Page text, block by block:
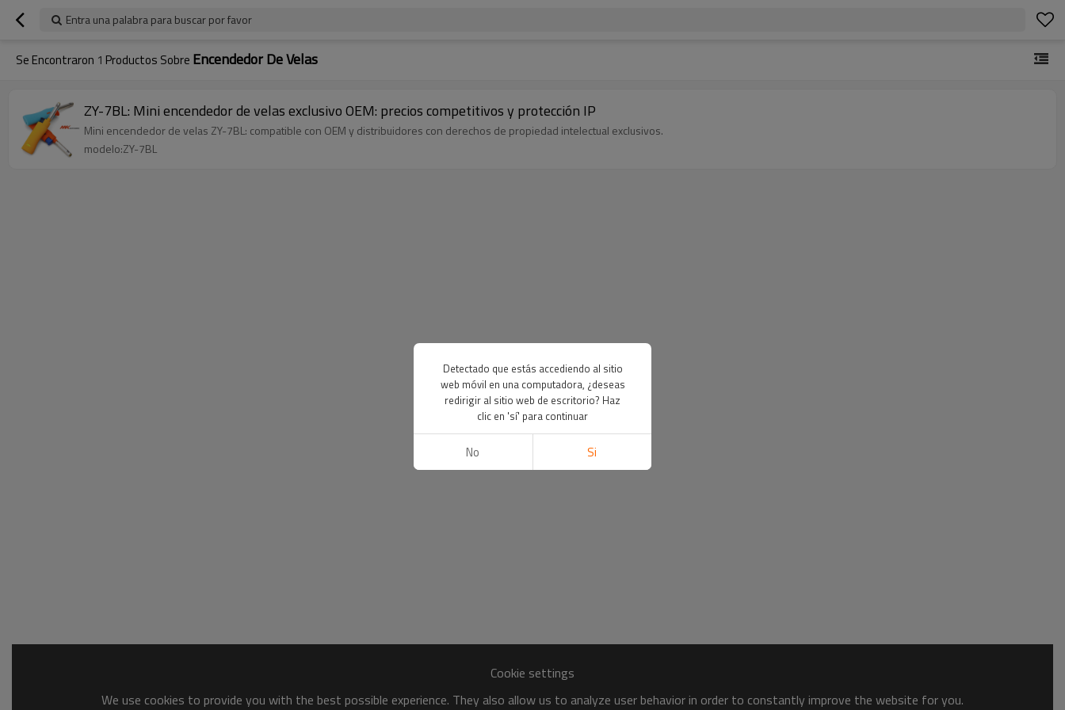
Entra una palabra para buscar por favor
Se Encontraron 1 Productos Sobre Encendedor De Velas
ZY-7BL: Mini encendedor de velas exclusivo OEM: precios competitivos y protección IP
Mini encendedor de velas ZY-7BL: compatible con OEM y distribuidores con derechos de propiedad intelectual exclusivos.
modelo:ZY-7BL
Cookie settings
We use cookies to provide you with the best possible experience. They also allow us to analyze user behavior in order to constantly improve the website for you.
Detectado que estás accediendo al sitio
web móvil en una computadora, ¿deseas
redirigir al sitio web de escritorio? Haz
clic en 'sí' para continuar
No Si